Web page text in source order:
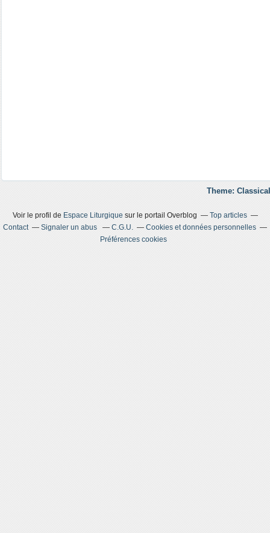
Theme:
Voir le profil de Espace Liturgiquesur le portail Overblog
Top articles
Contact
Signaler un abus C.G.U.
Cookies et données personnelles
Préférences cookies